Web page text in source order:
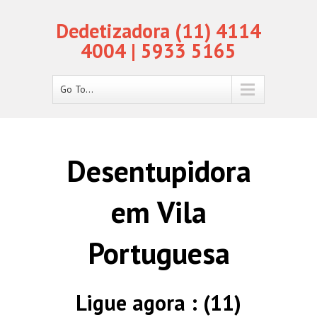
Dedetizadora (11) 4114
4004 | 5933 5165
Go To...
Desentupidora
em Vila
Portuguesa
Ligue agora : (11)